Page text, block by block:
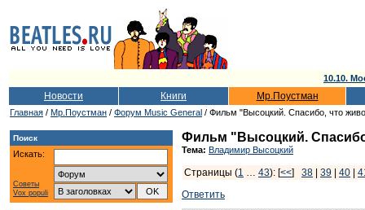
10.10.
Новости Книги Мр.Поустман
Главная / Мр.Поустман / Форум Music General / Фильм "Высоцкий. Спасибо, что
Поиск
Искать:
Советы
Vox populi
Фильм "Высоцкий.
Тема: Владимир Высоцкий
Страницы (1 … 43): [<<] 38 39 40
Ответить